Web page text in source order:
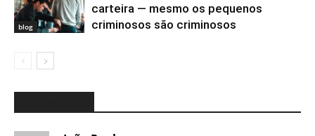
blog
carteira — mesmo os pequenos
criminosos são criminosos